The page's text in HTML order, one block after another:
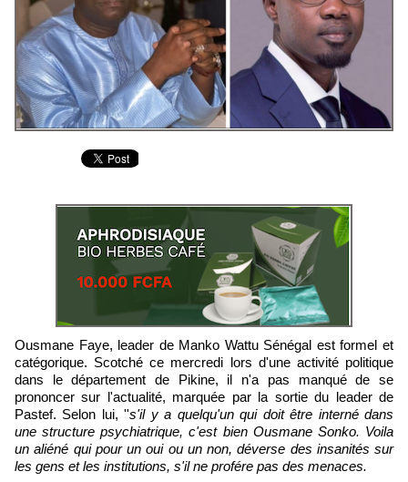
Ousmane Faye, leader de Manko Wattu Sénégal est formel et
catégorique. Scotché ce mercredi lors d'une activité politique
dans le département de Pikine, il n'a pas manqué de se
prononcer sur l'actualité, marquée par la sortie du leader de
Pastef. Selon lui, ''s'il y a quelqu'un qui doit être interné dans
une structure psychiatrique, c'est bien Ousmane Sonko. Voila
un aliéné qui pour un oui ou un non, déverse des insanités sur
les gens et les institutions, s'il ne profére pas des menaces.